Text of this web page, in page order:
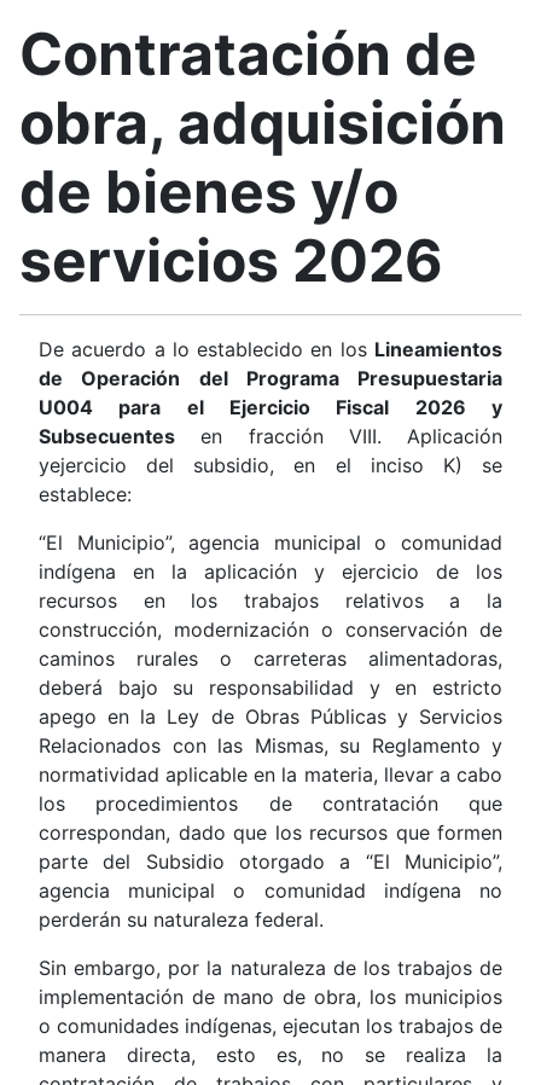
Contratación de
obra, adquisición
de bienes y/o
servicios 2026
De acuerdo a lo establecido en los Lineamientos
de Operación del Programa Presupuestaria
U004 para el Ejercicio Fiscal 2026 y
Subsecuentes en fracción VIII. Aplicación
yejercicio del subsidio, en el inciso K) se
establece:
“El Municipio”, agencia municipal o comunidad
indígena en la aplicación y ejercicio de los
recursos en los trabajos relativos a la
construcción, modernización o conservación de
caminos rurales o carreteras alimentadoras,
deberá bajo su responsabilidad y en estricto
apego en la Ley de Obras Públicas y Servicios
Relacionados con las Mismas, su Reglamento y
normatividad aplicable en la materia, llevar a cabo
los procedimientos de contratación que
correspondan, dado que los recursos que formen
parte del Subsidio otorgado a “El Municipio”,
agencia municipal o comunidad indígena no
perderán su naturaleza federal.
Sin embargo, por la naturaleza de los trabajos de
implementación de mano de obra, los municipios
o comunidades indígenas, ejecutan los trabajos de
manera directa, esto es, no se realiza la